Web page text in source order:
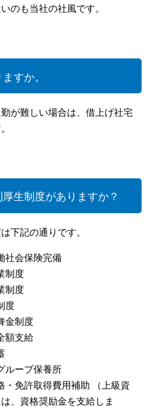
のも当社の社風です。
すか。
が難しい場合は、借上げ社宅
生制度がありますか？
下記の通りです。
社会保険完備
制度
制度
度
金制度
額支給
ループ保養所
・免許取得費用補助 （上級資
、資格奨励金を支給しま